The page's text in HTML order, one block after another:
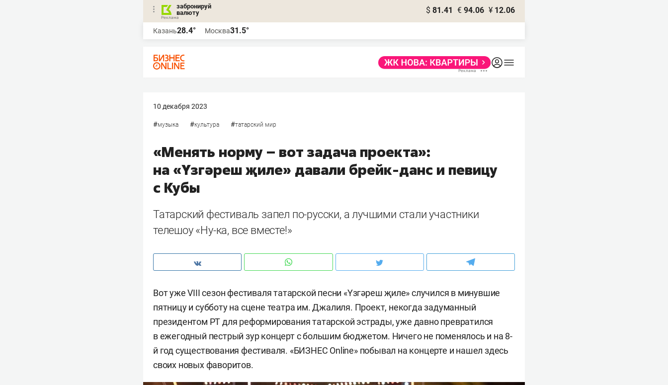
забронируй
валюту
$ 81.41 € 94.06 ¥ 12.06
Казань28.4° Москва31.5°
10 декабря 2023
#музыка #культура #татарский мир
«Менять норму – вот задача проекта»:
на «Yзгәреш җиле» давали брейк-данс и певицу
с Кубы
Татарский фестиваль запел по-русски, а лучшими стали участники
телешоу «Ну-ка, все вместе!»
Вот уже VIII сезон фестиваля татарской песни «Yзгәреш җиле» случился в минувшие
пятницу и субботу на сцене театра им. Джалиля. Проект, некогда задуманный
президентом РТ для реформирования татарской эстрады, уже давно превратился
в ежегодный пестрый зур концерт с большим бюджетом. Ничего не поменялось и на 8-
й год существования фестиваля. «БИЗНЕС Online» побывал на концерте и нашел здесь
своих новых фаворитов.